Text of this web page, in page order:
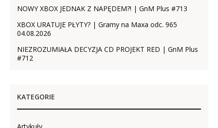
NOWY XBOX JEDNAK Z NAPĘDEM?! | GnM Plus #713
XBOX URATUJE PŁYTY? | Gramy na Maxa odc. 965
04.08.2026
NIEZROZUMIAŁA DECYZJA CD PROJEKT RED | GnM Plus
#712
KATEGORIE